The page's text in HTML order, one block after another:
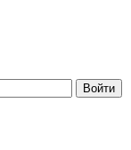
Войти